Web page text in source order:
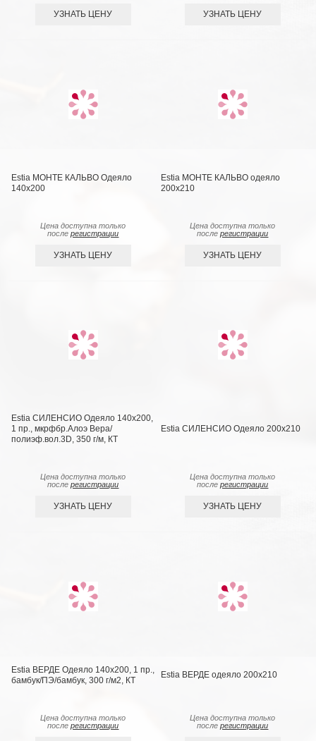
УЗНАТЬ ЦЕНУ УЗНАТЬ ЦЕНУ
Estia МОНТЕ КАЛЬВО Одеяло
140х200
Цена доступна только
послерегистрации
УЗНАТЬ ЦЕНУ
Estia МОНТЕ КАЛЬВО одеяло
200х210
Цена доступна только
послерегистрации
УЗНАТЬ ЦЕНУ
Estia СИЛЕНСИО Одеяло 140х200,
1 пр., мкрфбр.Алоэ Вера/
полиэф.вол.3D, 350 г/м, КТ
Цена доступна только
послерегистрации
УЗНАТЬ ЦЕНУ
Estia СИЛЕНСИО Одеяло 200х210
Цена доступна только
послерегистрации
УЗНАТЬ ЦЕНУ
Estia ВЕРДЕ Одеяло 140х200, 1 пр.,
бамбук/ПЭ/бамбук, 300 г/м2, КТ
Цена доступна только
послерегистрации
Estia ВЕРДЕ одеяло 200х210
Цена доступна только
послерегистрации